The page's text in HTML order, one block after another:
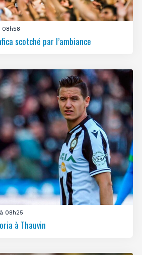
08h58
scotché par l’ambiance
08h25
à Thauvin